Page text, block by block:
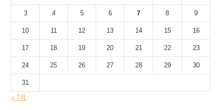
3 4 5 6 7 8 9
10 11 12 13 14 15 16
17 18 19 20 21 22 23
24 25 26 27 28 29 30
31
« 7月